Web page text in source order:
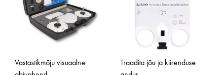
Vastastikmõju visuaalne
Traadita jõu ja kiirenduse